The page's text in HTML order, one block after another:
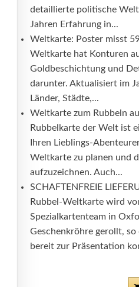
detaillierte politische
Jahren Erfahrung in...
Weltkarte: Poster misst
Weltkarte hat Konturen
Goldbeschichtung und
darunter. Aktualisiert im
Länder, Städte,...
Weltkarte zum Rubbeln
Rubbelkarte der Welt ist
Ihren Lieblings-
Weltkarte zu planen und
aufzuzeichnen. Auch...
SCHAFTENFREIE
Rubbel-Weltkarte wird
Spezialkartenteam in
Geschenkröhre gerollt, so
bereit zur Präsentation